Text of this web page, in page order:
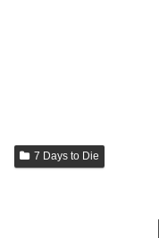
7 Days to Die